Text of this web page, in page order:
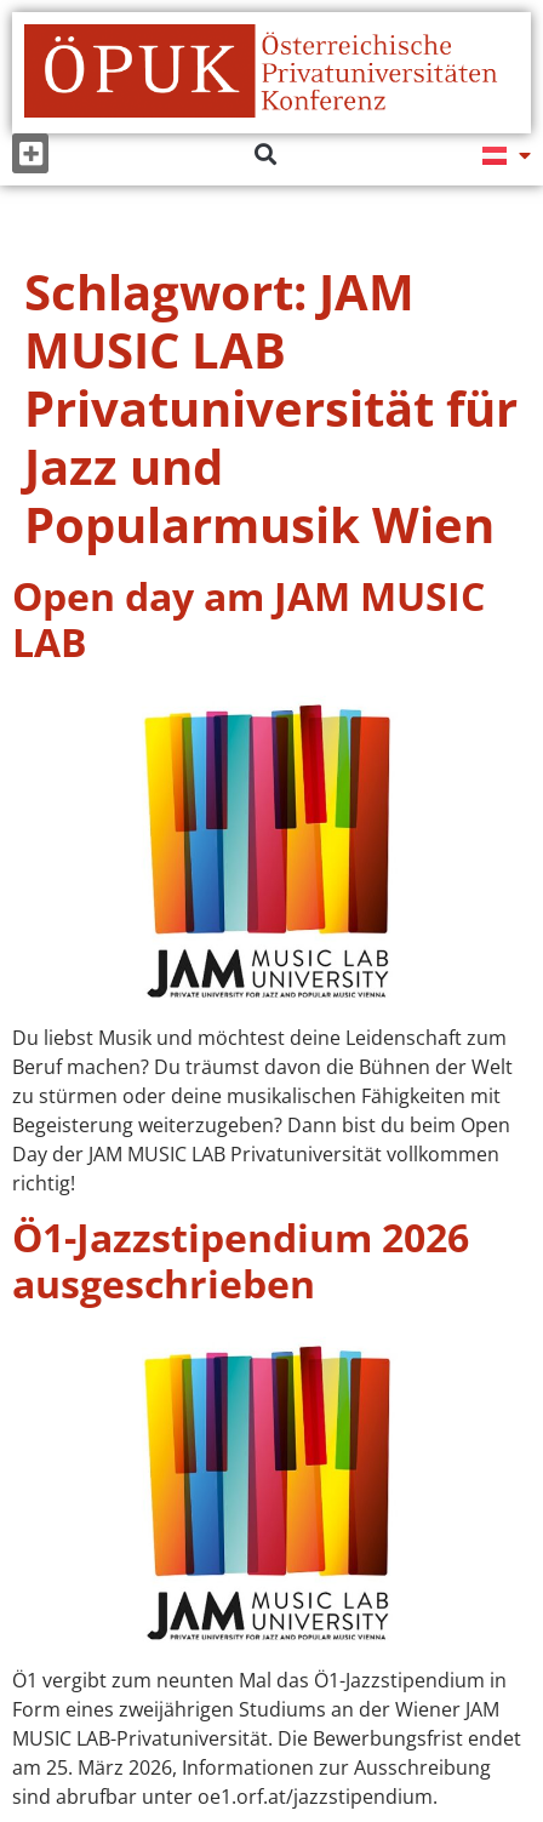
Schlagwort: JAM
MUSIC LAB
Privatuniversität für
Jazz und
Popularmusik Wien
Open day am JAM MUSIC
LAB
Du liebst Musik und möchtest deine Leidenschaft zum
Beruf machen? Du träumst davon die Bühnen der Welt
zu stürmen oder deine musikalischen Fähigkeiten mit
Begeisterung weiterzugeben? Dann bist du beim Open
Day der JAM MUSIC LAB Privatuniversität vollkommen
richtig!
Ö1-Jazzstipendium 2026
ausgeschrieben
Ö1 vergibt zum neunten Mal das Ö1-Jazzstipendium in
Form eines zweijährigen Studiums an der Wiener JAM
MUSIC LAB-Privatuniversität. Die Bewerbungsfrist endet
am 25. März 2026, Informationen zur Ausschreibung
sind abrufbar unter oe1.orf.at/jazzstipendium.